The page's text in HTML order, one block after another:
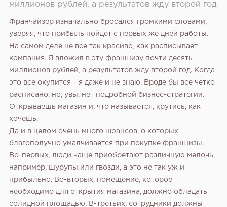
миллионов рублей, а результатов жду второй год
Франчайзер изначально бросался громкими словами,
уверяя, что прибыль пойдет с первых же дней работы.
На самом деле не все так красиво, как расписывает
компания. Я вложил в эту франшизу почти десять
миллионов рублей, а результатов жду второй год. Когда
это все окупится – я даже и не знаю. Вроде бы все четко
расписано, но, увы, нет подробной бизнес-стратегии.
Открываешь магазин и, что называется, крутись, как
хочешь.
Да и в целом очень много нюансов, о которых
благополучно умалчивается при покупке франшизы.
Во-первых, люди чаще приобретают различную мелочь,
например, шурупы или гвозди, а это не так уж и
прибыльно. Во-вторых, помещение, которое
необходимо для открытия магазина, должно обладать
солидной площадью. В-третьих, сотрудники должны